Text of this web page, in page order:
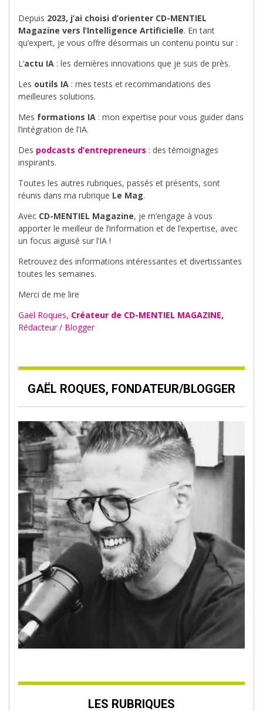
Depuis 2023, j’ai choisi d’orienter CD-MENTIEL
Magazine vers l’Intelligence Artificielle. En tant
qu’expert, je vous offre désormais un contenu pointu sur :
L’actu IA : les dernières innovations que je suis de près.
Les outils IA : mes tests et recommandations des
meilleures solutions.
Mes formations IA : mon expertise pour vous guider dans
l’intégration de l’IA.
Des podcasts d’entrepreneurs : des témoignages
inspirants.
Toutes les autres rubriques, passés et présents, sont
réunis dans ma rubrique Le Mag.
Avec CD-MENTIEL Magazine, je m’engage à vous
apporter le meilleur de l’information et de l’expertise, avec
un focus aiguisé sur l’IA !
Retrouvez des informations intéressantes et divertissantes
toutes les semaines.
Merci de me lire
Gaël Roques, Créateur de CD-MENTIEL MAGAZINE,
Rédacteur / Blogger
GAËL ROQUES, FONDATEUR/BLOGGER
LES RUBRIQUES